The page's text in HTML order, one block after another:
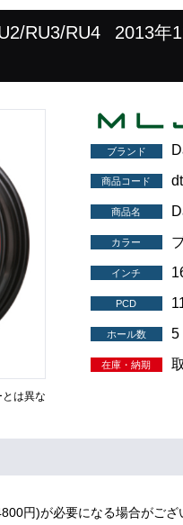
RU3/RU4
2013年
は異な
ブランド
商品コード
商品名
カラー
インチ
PCD
ホール数 5
在庫・納期
円)が必要になる場合がござ